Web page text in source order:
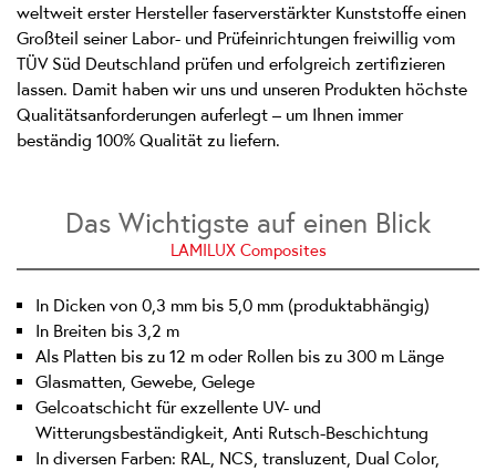
weltweit erster Hersteller faserverstärkter Kunststoffe einen
Großteil seiner Labor- und Prüfeinrichtungen freiwillig vom
TÜV Süd Deutschland prüfen und erfolgreich zertifizieren
lassen. Damit haben wir uns und unseren Produkten höchste
Qualitätsanforderungen auferlegt – um Ihnen immer
beständig 100% Qualität zu liefern.
Das Wichtigste auf einen Blick
LAMILUX Composites
In Dicken von 0,3 mm bis 5,0 mm (produktabhängig)
In Breiten bis 3,2 m
Als Platten bis zu 12 m oder Rollen bis zu 300 m Länge
Glasmatten, Gewebe, Gelege
Gelcoatschicht für exzellente UV- und
Witterungsbeständigkeit, Anti Rutsch-Beschichtung
In diversen Farben: RAL, NCS, transluzent, Dual Color,